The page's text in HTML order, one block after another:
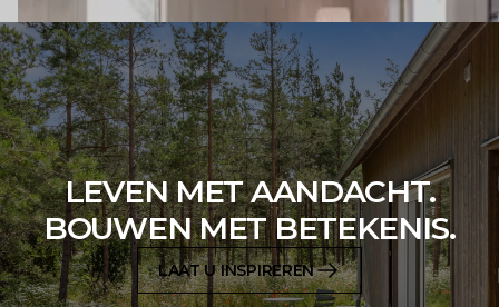
LEVEN MET AANDACHT.
BOUWEN MET BETEKENIS.
LAAT U INSPIREREN